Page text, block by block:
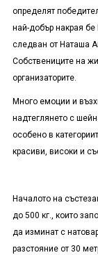
определят
най-добър накрая
следван от Наташа
Собствениците на
организаторите.
Много емоции и
надтеглянето с
особено в
красиви, високи и
Началото на
до 500 кг., които
да изминат с
разстояние от 30